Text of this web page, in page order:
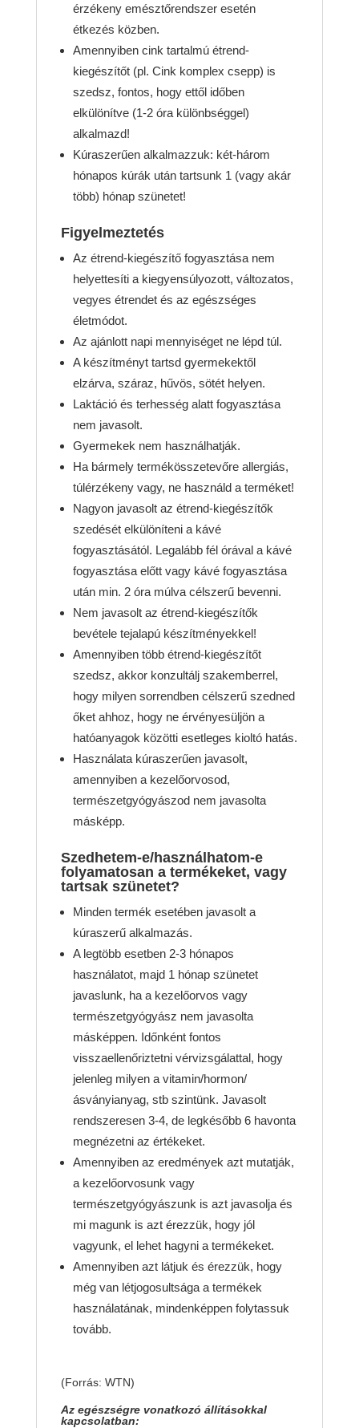
érzékeny emésztőrendszer esetén
étkezés közben.
Amennyiben cink tartalmú étrend-
kiegészítőt (pl. Cink komplex csepp) is
szedsz, fontos, hogy ettől időben
elkülönítve (1-2 óra különbséggel)
alkalmazd!
Kúraszerűen alkalmazzuk: két-három
hónapos kúrák után tartsunk 1 (vagy akár
több) hónap szünetet!
Figyelmeztetés
Az étrend-kiegészítő fogyasztása nem
helyettesíti a kiegyensúlyozott, változatos,
vegyes étrendet és az egészséges
életmódot.
Az ajánlott napi mennyiséget ne lépd túl.
A készítményt tartsd gyermekektől
elzárva, száraz, hűvös, sötét helyen.
Laktáció és terhesség alatt fogyasztása
nem javasolt.
Gyermekek nem használhatják.
Ha bármely termékösszetevőre allergiás,
túlérzékeny vagy, ne használd a terméket!
Nagyon javasolt az étrend-kiegészítők
szedését elkülöníteni a kávé
fogyasztásától. Legalább fél órával a kávé
fogyasztása előtt vagy kávé fogyasztása
után min. 2 óra múlva célszerű bevenni.
Nem javasolt az étrend-kiegészítők
bevétele tejalapú készítményekkel!
Amennyiben több étrend-kiegészítőt
szedsz, akkor konzultálj szakemberrel,
hogy milyen sorrendben célszerű szedned
őket ahhoz, hogy ne érvényesüljön a
hatóanyagok közötti esetleges kioltó hatás.
Használata kúraszerűen javasolt,
amennyiben a kezelőorvosod,
természetgyógyászod nem javasolta
másképp.
Szedhetem-e/használhatom-e
folyamatosan a termékeket, vagy
tartsak szünetet?
Minden termék esetében javasolt a
kúraszerű alkalmazás.
A legtöbb esetben 2-3 hónapos
használatot, majd 1 hónap szünetet
javaslunk, ha a kezelőorvos vagy
természetgyógyász nem javasolta
másképpen. Időnként fontos
visszaellenőriztetni vérvizsgálattal, hogy
jelenleg milyen a vitamin/hormon/
ásványianyag, stb szintünk. Javasolt
rendszeresen 3-4, de legkésőbb 6 havonta
megnézetni az értékeket.
Amennyiben az eredmények azt mutatják,
a kezelőorvosunk vagy
természetgyógyászunk is azt javasolja és
mi magunk is azt érezzük, hogy jól
vagyunk, el lehet hagyni a termékeket.
Amennyiben azt látjuk és érezzük, hogy
még van létjogosultsága a termékek
használatának, mindenképpen folytassuk
tovább.
(Forrás: WTN)
Az egészségre vonatkozó állításokkal
kapcsolatban: